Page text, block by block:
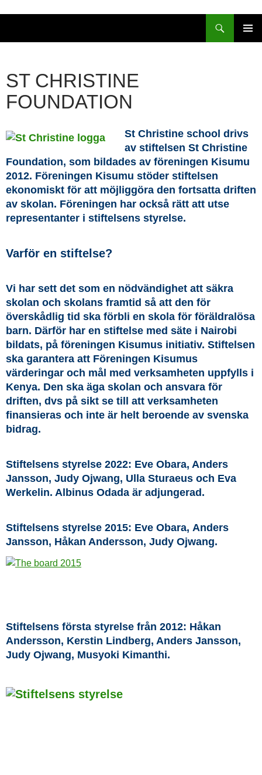
ST CHRISTINE
FOUNDATION
St Christine school drivs
av stiftelsen St Christine
Foundation, som bildades av föreningen Kisumu
2012. Föreningen Kisumu stöder stiftelsen
ekonomiskt för att möjliggöra den fortsatta driften
av skolan. Föreningen har också rätt att utse
representanter i stiftelsens styrelse.
Varför en stiftelse?
Vi har sett det som en nödvändighet att säkra
skolan och skolans framtid så att den för
överskådlig tid ska förbli en skola för föräldralösa
barn. Därför har en stiftelse med säte i Nairobi
bildats, på föreningen Kisumus initiativ. Stiftelsen
ska garantera att Föreningen Kisumus
värderingar och mål med verksamheten uppfylls i
Kenya. Den ska äga skolan och ansvara för
driften, dvs på sikt se till att verksamheten
finansieras och inte är helt beroende av svenska
bidrag.
Stiftelsens styrelse 2022: Eve Obara, Anders
Jansson, Judy Ojwang, Ulla Sturaeus och Eva
Werkelin. Albinus Odada är adjungerad.
Stiftelsens styrelse 2015: Eve Obara, Anders
Jansson, Håkan Andersson, Judy Ojwang.
Stiftelsens första styrelse från 2012: Håkan
Andersson, Kerstin Lindberg, Anders Jansson,
Judy Ojwang, Musyoki Kimanthi.